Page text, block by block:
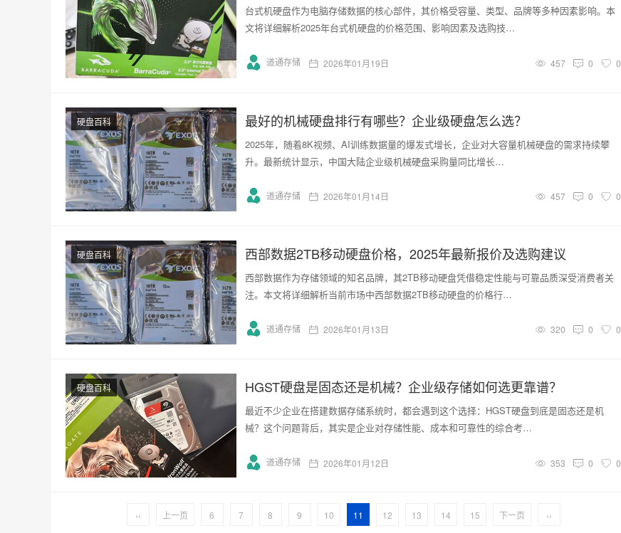
台式机硬盘作为电脑存储数据的核心部件，其价格受容量、类型、品牌等多种因素影响。本
文将详细解析2025年台式机硬盘的价格范围、影响因素及选购技…
道通存储 2026年01月19日 457 0 0
硬盘百科 最好的机械硬盘排行有哪些？企业级硬盘怎么选？
2025年，随着8K视频、AI训练数据量的爆发式增长，企业对大容量机械硬盘的需求持续攀
升。最新统计显示，中国大陆企业级机械硬盘采购量同比增长…
道通存储 2026年01月14日 457 0 0
硬盘百科 西部数据2TB移动硬盘价格，2025年最新报价及选购建议
西部数据作为存储领域的知名品牌，其2TB移动硬盘凭借稳定性能与可靠品质深受消费者关
注。本文将详细解析当前市场中西部数据2TB移动硬盘的价格行…
道通存储 2026年01月13日 320 0 0
硬盘百科 HGST硬盘是固态还是机械？企业级存储如何选更靠谱？
最近不少企业在搭建数据存储系统时，都会遇到这个选择：HGST硬盘到底是固态还是机
械？这个问题背后，其实是企业对存储性能、成本和可靠性的综合考…
道通存储 2026年01月12日 353 0 0
‹‹ 上一页 6 7 8 9 10 11 12 13 14 15 下一页 ››